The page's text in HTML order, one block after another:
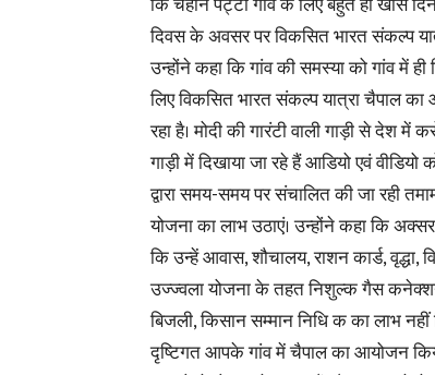
दिवस के अवसर पर विकसित भारतसंकल्प
उन्होंने कहा कि गांव की समस्या को गांव में
लिए विकसित भारत संकल्प यात्रा चैपाल
रहा है। मोदी की गारंटी वाली गाड़ी से देश में
गाड़ी में दिखाया जा रहे हैं आडियो एवं
द्वारा समय-समय पर संचालित की जा रही
योजना का लाभ उठाएं। उन्होंने कहा कि
कि उन्हें आवास, शौचालय, राशन कार्ड, वृद्धा,
उज्ज्वला योजना के तहत निशुल्क गैस
बिजली, किसान सम्मान निधि क का लाभ
दृष्टिगत आपके गांव में चैपाल का आयोजन